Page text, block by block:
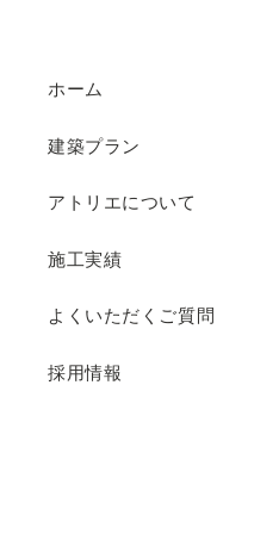
ホーム
建築プラン
アトリエについて
施工実績
よくいただくご質問
採用情報